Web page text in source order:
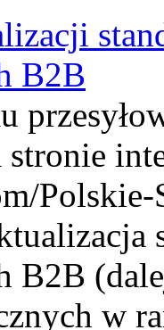
B2B
stronie
Polskie-
B2B
w